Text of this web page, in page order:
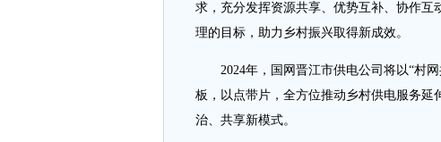
求，充分发挥资源共享、优势互补、协作
理的目标，助力乡村振兴取得新成效。
2024年，国网晋江市供电公司将以“村网
板，以点带片，全方位推动乡村供电服务
治、共享新模式。